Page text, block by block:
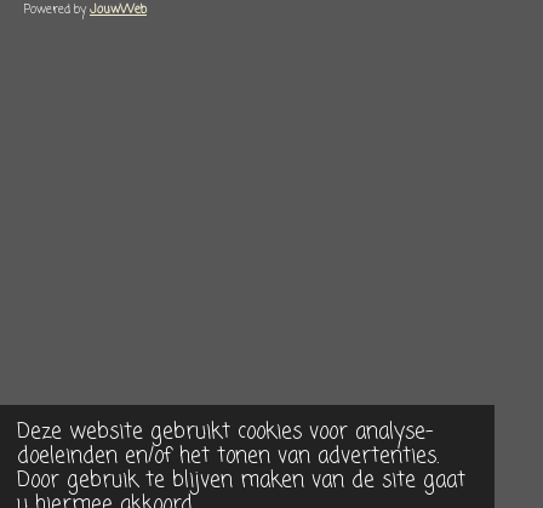
Deze website gebruikt cookies voor analyse-
doeleinden en/of het tonen van advertenties.
Door gebruik te blijven maken van de site gaat
Powered byJouwWeb